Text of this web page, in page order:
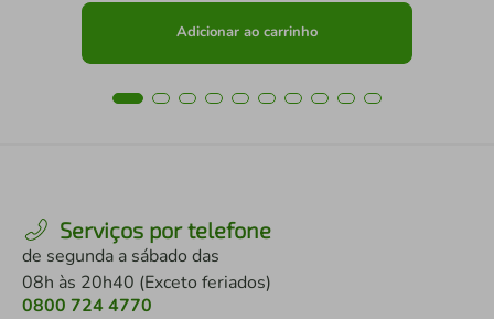
Adicionar ao carrinho
Serviços por telefone
de segunda a sábado das
08h às 20h40 (Exceto feriados)
0800 724 4770